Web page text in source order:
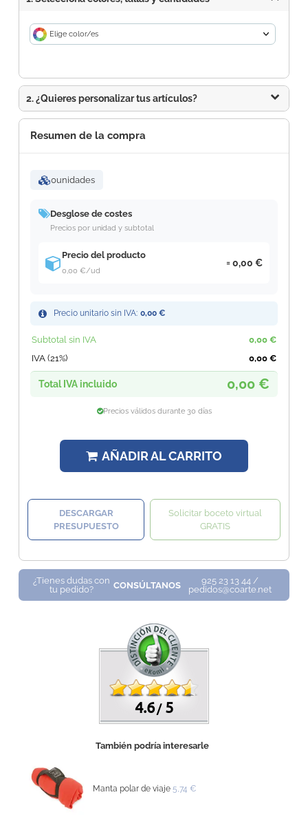
Elige color/es
2. ¿Quieres personalizar tus artículos?
Resumen de la compra
0unidades
Desglose de costes
Precios por unidad y subtotal
Precio del producto
0,00 €/ud
0,00 €
Precio unitario sin IVA: 0,00 €
Subtotal sin IVA
0,00 €
IVA (21%)
0,00 €
Total IVA incluido 0,00 €
Precios válidos durante 30 días
AÑADIR AL CARRITO
DESCARGAR
PRESUPUESTO
Solicitar boceto virtual
GRATIS
¿Tienes dudas con
tu pedido?
CONSÚLTANOS
925 23 13 44 /
pedidos@coarte.net
4.6 /5
También podría interesarle
Manta polar de viaje 5,74 €